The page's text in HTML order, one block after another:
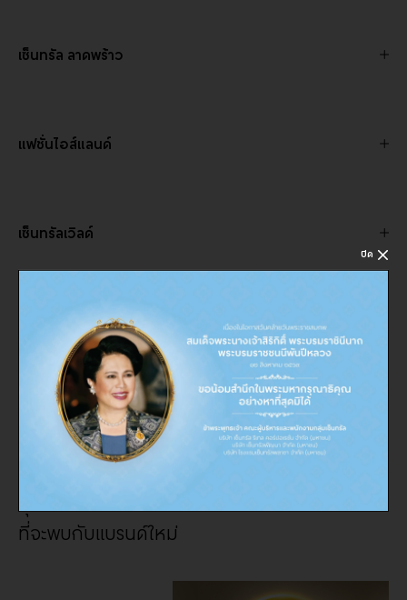
เซ็นทรัล ลาดพร้าว
แฟชั่นไอส์แลนด์
เซ็นทรัลเวิลด์
เทอมินอล 21
คุณพร้อมรึยัง?
ที่จะพบกับแบรนด์ใหม่
ปิด